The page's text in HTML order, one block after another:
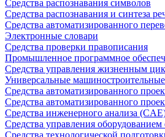
Средства распознавания символов
Средства распознавания и синтеза
Средства автоматизированного
Электронные словари
Средства проверки правописания
Промышленное программное
Средства управления жизненным
Универсальные
Средства автоматизированного
Средства автоматизированного
Средства инженерного анализа
Средства управления
Средства технологической